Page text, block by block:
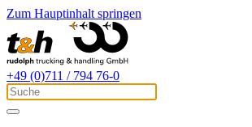
Zum Hauptinhalt springen
+49 (0)711 / 794 76-0